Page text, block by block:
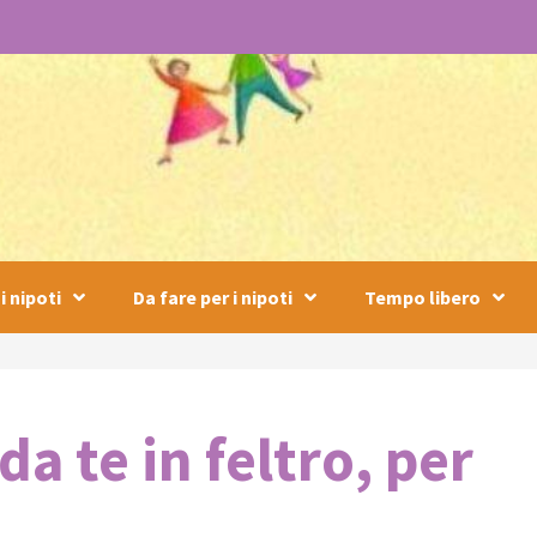
i nipoti Da fare per i nipoti Tempo libero
te in feltro, per